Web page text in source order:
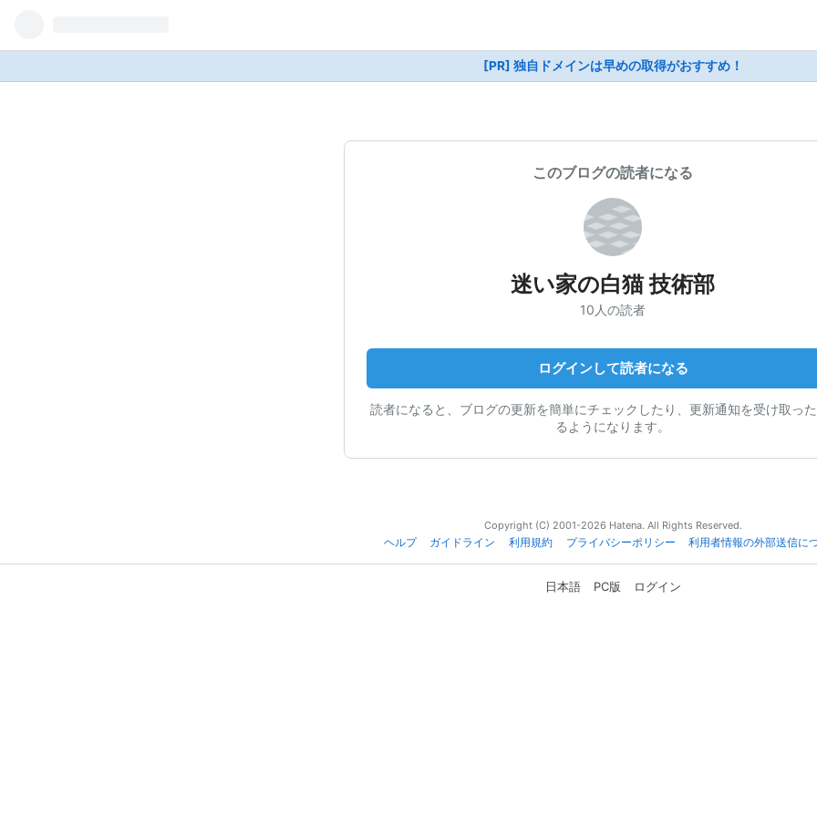
[PR] 独自ドメインは早めの取得がおすすめ！
このブログの読者になる
迷い家の白猫 技術部
10人の読者
ログインして読者になる
読者になると、ブログの更新を簡単にチェックしたり、更新通知を受け取っ
るようになります。
Copyright (C) 2001-2026 Hatena. All Rights Reserved.
ヘルプ
ガイドライン 利用規約 プライバシーポリシー 利用者情報の外部送信に
日本語 PC版 ログイン